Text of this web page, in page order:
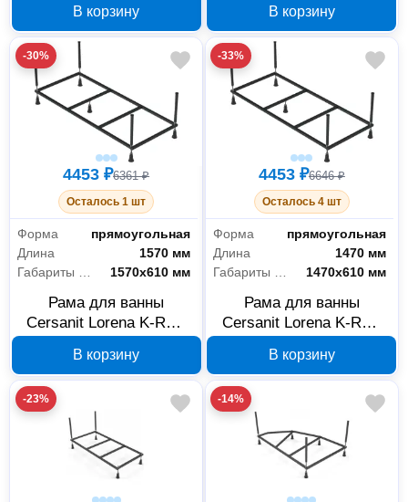
В корзину В корзину
-30%
4453 ₽6361 ₽
Осталось 1 шт
Форма
прямоугольная
Длина
1570 мм
1570х610 мм
Рама для ванны
Cersanit Lorena K-RW-
В корзину
-33%
4453 ₽6646 ₽
Осталось 4 шт
Форма
прямоугольная
Длина
1470 мм
1470х610 мм
Рама для ванны
Cersanit Lorena K-RW-
В корзину
-23% -14%